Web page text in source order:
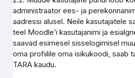
administraator ees- ja
aadressi alusel. Neile kasutajatele
teel Moodle’i kasutajanimi ja
saavad esimesel sisselogimisel
oma profiilile oma isikukoodi, saab
TARA kaudu.